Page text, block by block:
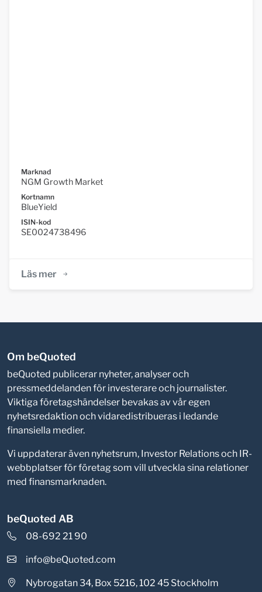
Marknad
NGM Growth Market
Kortnamn
BlueYield
ISIN-kod
SE0024738496
Läs mer
Om beQuoted
beQuoted publicerar nyheter, analyser och
pressmeddelanden för investerare och journalister.
Viktiga företagshändelser bevakas av vår egen
nyhetsredaktion och vidaredistribueras i ledande
finansiella medier.
Vi uppdaterar även nyhetsrum, Investor Relations och IR-
webbplatser för företag som vill utveckla sina relationer
med finansmarknaden.
beQuoted AB
08-692 21 90
info@beQuoted.com
Nybrogatan 34, Box 5216, 102 45 Stockholm